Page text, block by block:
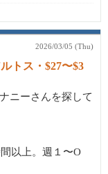
2026/03/05 (Thu)
トス・$27〜$3
ニーさんを探して
以上。週１〜O